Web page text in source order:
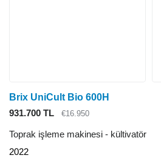
Brix UniCult Bio 600H
931.700 TL
€16.950
Toprak işleme makinesi - kültivatör
2022